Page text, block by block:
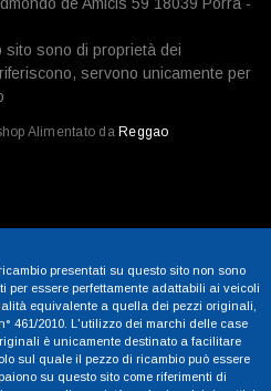
sito sono di proprietà dei
servono unicamente per
Alimentato daReggao
presentati su questo sito non sono
per essere perfettamente adattabili ai veicoli
equivalente a quella dei pezzi originali,
461/2010. L'utilizzo dei marchi delle case
è unicamente destinato a facilitare
sul quale il pezzo di ricambio può essere
su questo sito come riferimenti di